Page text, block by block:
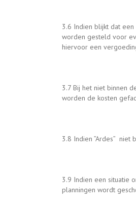
3.6 Indien blijkt dat een
worden gesteld voor
hiervoor een
3.7 Bij het niet binnen
worden de kosten
3.8 Indien ”Ardes”
3.9 Indien een situatie
planningen wordt